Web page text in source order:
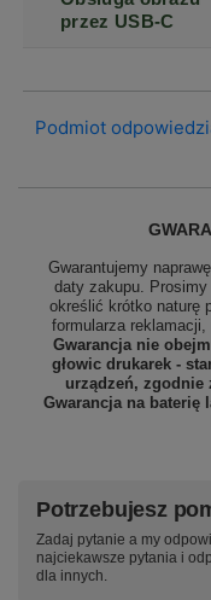
przez USB-C
Podmiot
Gwarantujemy
daty zakupu.
określić krótko naturę
formularza reklamacji,
Gwarancja nie
głowic drukarek -
urządzeń, zgodnie
Gwarancja na baterię
Potrzebujesz
Zadaj pytanie a my
najciekawsze pytania i
dla innych.